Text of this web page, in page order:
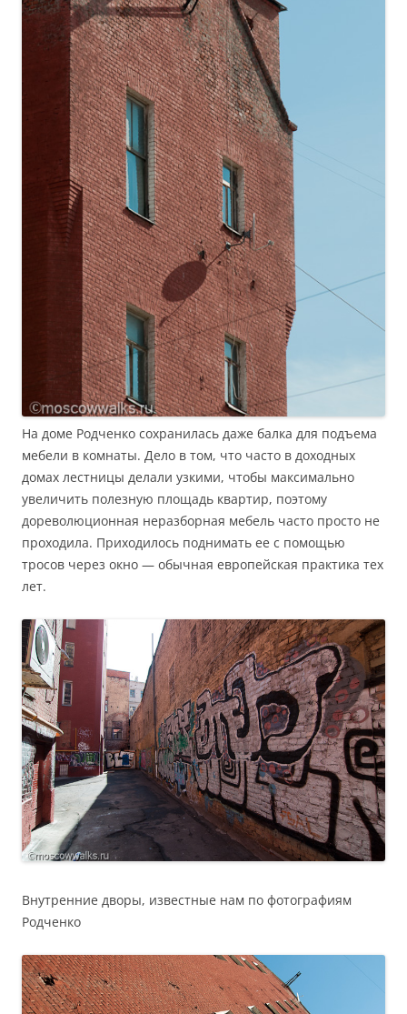
На доме Родченко сохранилась даже балка для подъема
мебели в комнаты. Дело в том, что часто в доходных
домах лестницы делали узкими, чтобы максимально
увеличить полезную площадь квартир, поэтому
дореволюционная неразборная мебель часто просто не
проходила. Приходилось поднимать ее с помощью
тросов через окно — обычная европейская практика тех
лет.
Внутренние дворы, известные нам по фотографиям
Родченко